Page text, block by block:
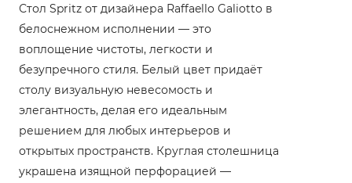
Стол Spritz от дизайнера Raffaello Galiotto в
белоснежном исполнении — это
воплощение чистоты, легкости и
безупречного стиля. Белый цвет придаёт
столу визуальную невесомость и
элегантность, делая его идеальным
решением для любых интерьеров и
открытых пространств. Круглая столешница
украшена изящной перфорацией —